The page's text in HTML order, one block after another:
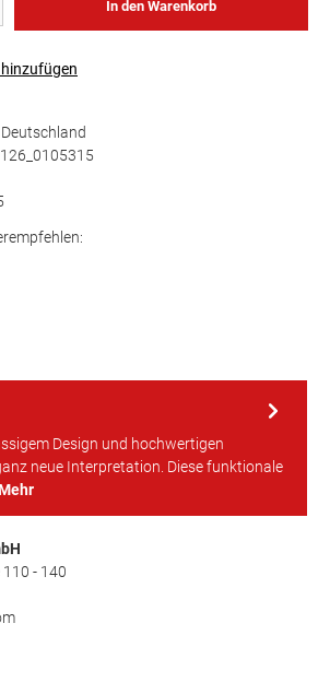
In den Warenkorb
Deutschland
Design und hochwertigen
neue Interpretation. Diese funktionale
- 140